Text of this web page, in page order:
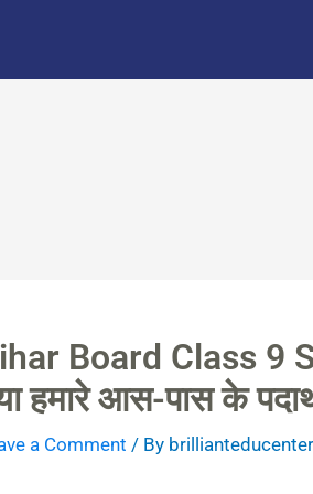
Board Class 9
हमारे आस-पास के
a Comment / By